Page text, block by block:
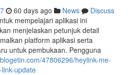
60 days ago News
Discuss
mempelajari aplikasi ini
menjelaskan petunjuk detail
platform aplikasi serta
untuk pembukaan. Pengguna
47806296/heylink-me-
update